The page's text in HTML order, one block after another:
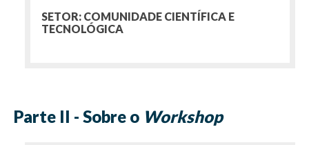
SETOR: COMUNIDADE CIENTÍFICA E
TECNOLÓGICA
Parte II - Sobre o Workshop